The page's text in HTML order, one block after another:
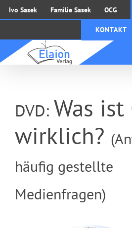
Zum
Inhalt
Ivo Sasek Familie Sasek OCG
KONTAKT
DVD: Was ist
wirklich?
häufig gestellte
Medienfragen)